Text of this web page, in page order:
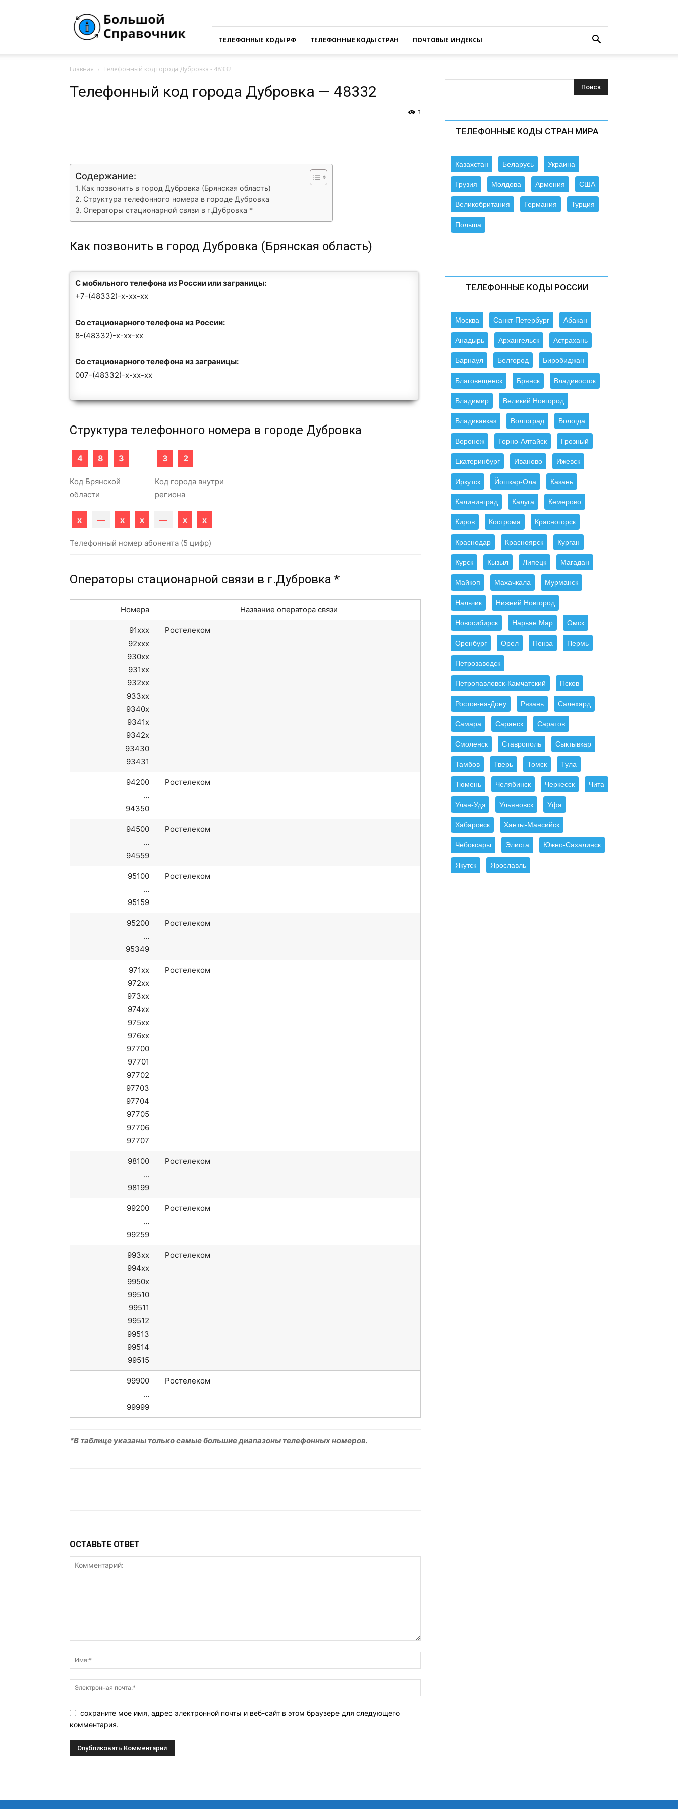
Справочная
России
ТЕЛЕФОННЫЕ КОДЫ РФ
ТЕЛЕФОННЫЕ КОДЫ СТРАН ПОЧТОВЫЕ ИНДЕКСЫ
Главная Телефонный код города Дубровка - 48332
Телефонный код города Дубровка — 48332
3
Содержание:
Как позвонить в город Дубровка (Брянская область)
Структура телефонного номера в городе Дубровка
Операторы стационарной связи в г.Дубровка *
Как позвонить в город Дубровка (Брянская область)
С мобильного телефона из России или заграницы:
+7-(48332)-x-xx-xx
Со стационарного телефона из России:
8-(48332)-x-xx-xx
Со стационарного телефона из заграницы:
007-(48332)-x-xx-xx
Структура телефонного номера в городе Дубровка
4 8 3
Код Брянской
области
3 2
Код города внутри
региона
x — x x — x x
Телефонный номер абонента (5 цифр)
Операторы стационарной связи в г.Дубровка *
Номера Название оператора связи
91xxx
92xxx
930xx
931xx
932xx
933xx
9340x
9341x
9342x
93430
93431
Ростелеком
94200
…
94350
Ростелеком
94500
…
94559
Ростелеком
95100
…
95159
Ростелеком
95200
…
95349
Ростелеком
971xx
972xx
973xx
974xx
975xx
976xx
97700
97701
97702
97703
97704
97705
97706
97707
Ростелеком
98100
…
98199
Ростелеком
99200
…
99259
Ростелеком
993xx
994xx
9950x
99510
99511
99512
99513
99514
99515
Ростелеком
99900
…
99999
Ростелеком
*В таблице указаны только самые большие диапазоны телефонных номеров.
ОСТАВЬТЕ ОТВЕТ
сохраните мое имя, адрес электронной почты и веб-сайт в этом браузере для следующего
комментария.
ТЕЛЕФОННЫЕ КОДЫ СТРАН МИРА
Казахстан Беларусь Украина
Грузия Молдова Армения США
Великобритания Германия Турция
Польша
ТЕЛЕФОННЫЕ КОДЫ РОССИИ
Москва Санкт-Петербург Абакан
Анадырь Архангельск Астрахань
Барнаул Белгород Биробиджан
Благовещенск Брянск Владивосток
Владимир Великий Новгород
Владикавказ Волгоград Вологда
Воронеж Горно-Алтайск Грозный
Екатеринбург Иваново Ижевск
Иркутск Йошкар-Ола Казань
Калининград Калуга Кемерово
Киров Кострома Красногорск
Краснодар Красноярск Курган
Курск Кызыл Липецк Магадан
Майкоп Махачкала Мурманск
Нальчик Нижний Новгород
Новосибирск Нарьян Мар Омск
Оренбург Орел Пенза Пермь
Петрозаводск
Петропавловск-Камчатский Псков
Ростов-на-Дону Рязань Салехард
Самара Саранск Саратов
Смоленск Ставрополь Сыктывкар
Тамбов Тверь Томск Тула
Тюмень Челябинск Черкесск Чита
Улан-Удэ Ульяновск Уфа
Хабаровск Ханты-Мансийск
Чебоксары Элиста Южно-Сахалинск
Якутск Ярославль